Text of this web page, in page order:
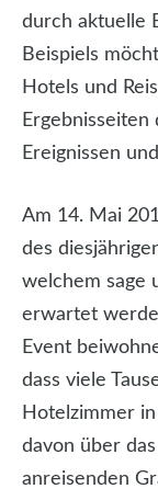
durch aktuelle
Beispiels
Hotels und
Ereignissen
Am 14. Mai
des
welchem sage
erwartet
Event
dass viele
Hotelzimmer
davon über
anreisenden